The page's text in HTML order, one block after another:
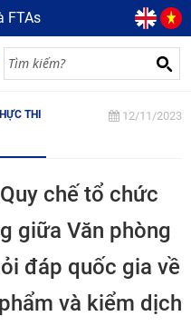
FTAs
THI
12/11/2023
chế tổ chức
giữa Văn phòng
đáp quốc gia về
và kiểm dịch